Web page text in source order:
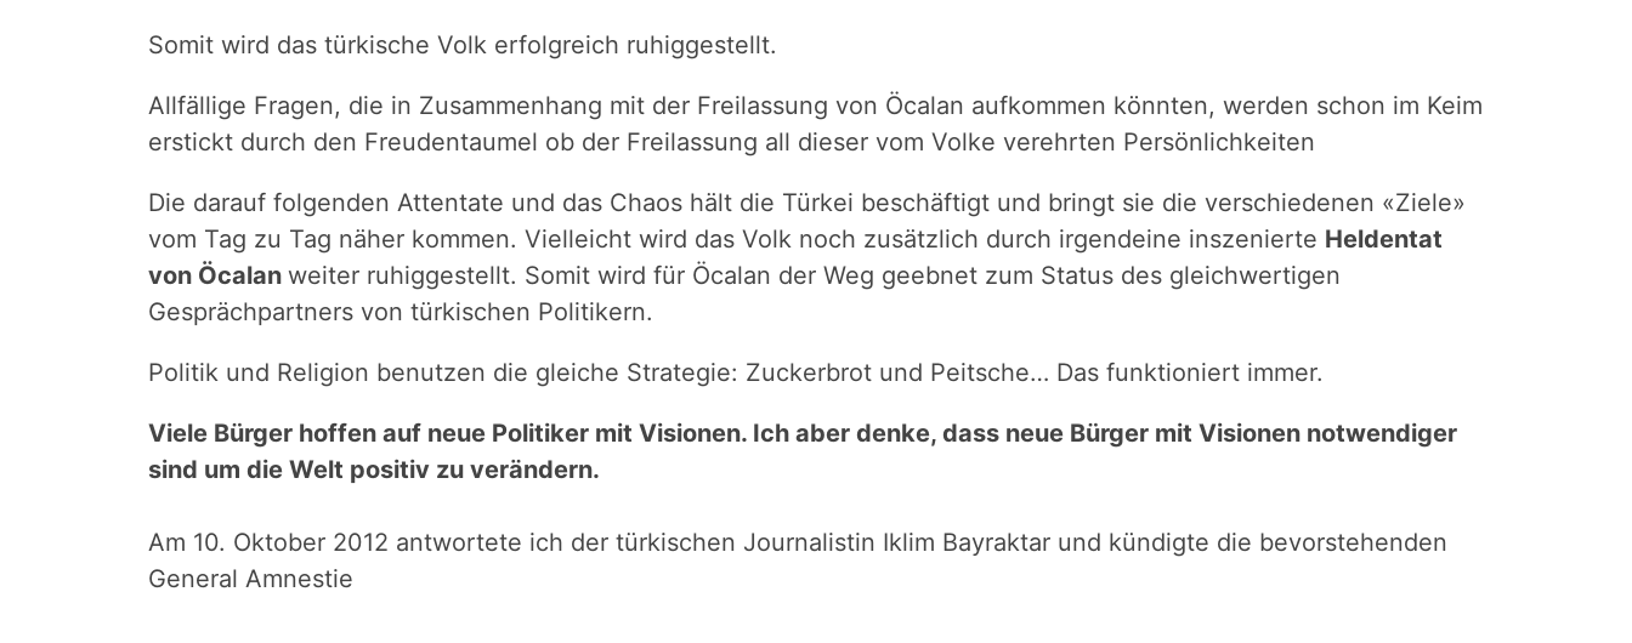
Somit wird das türkische Volk erfolgreich ruhiggestellt.
Allfällige Fragen, die in Zusammenhang mit der Freilassung von Öcalan aufkommen könnten, werden schon im Keim
erstickt durch den Freudentaumel ob der Freilassung all dieser vom Volke verehrten Persönlichkeiten
Die darauf folgenden Attentate und das Chaos hält die Türkei beschäftigt und bringt sie die verschiedenen «Ziele»
vom Tag zu Tag näher kommen. Vielleicht wird das Volk noch zusätzlich durch irgendeine inszenierte Heldentat
von Öcalan weiter ruhiggestellt. Somit wird für Öcalan der Weg geebnet zum Status des gleichwertigen
Gesprächpartners von türkischen Politikern.
Politik und Religion benutzen die gleiche Strategie: Zuckerbrot und Peitsche… Das funktioniert immer.
Viele Bürger hoffen auf neue Politiker mit Visionen. Ich aber denke, dass neue Bürger mit Visionen notwendiger
sind um die Welt positiv zu verändern.
Am 10. Oktober 2012 antwortete ich der türkischen Journalistin Iklim Bayraktar und kündigte die bevorstehenden
General Amnestie